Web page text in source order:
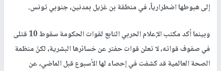
إلى هبوطها اضطرارياً، في منطقة بن غزيل بمدنين، جنوبي تونس.
وبينما أكد مكتب الإعلام الحربي التابع لقوات الحكومة سقوط 10 قتلى
في صفوف قواته، لا تعلن قوات حفتر عن خسائرها البشرية، لكنّ منظمة
الصحة العالمية قد كشفت في إحصاء لها الأسبوع قبل الماضي، عن